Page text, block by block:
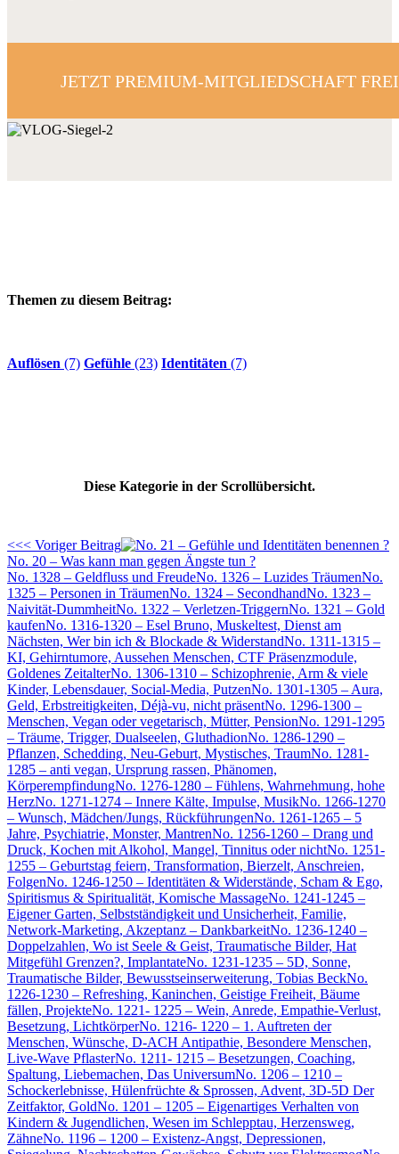
JETZT PREMIUM-MITGLIEDSCHAFT
Themen zu diesem Beitrag:
Auflösen (7) Gefühle (23) Identitäten (7)
Diese Kategorie in der Scrollübersicht.
<<< Voriger Beitrag
No. 20 – Was kann man gegen Ängste tun ?
No. 1328 – Geldfluss und FreudeNo. 1326 – Luzides TräumenNo.
1325 – Personen in TräumenNo. 1324 – SecondhandNo. 1323 –
Naivität-DummheitNo. 1322 – Verletzen-TriggernNo. 1321 – Gold
kaufenNo. 1316-1320 – Esel Bruno, Muskeltest, Dienst am
Nächsten, Wer bin ich & Blockade & WiderstandNo. 1311-1315 –
KI, Gehirntumore, Aussehen Menschen, CTF Präsenzmodule,
Goldenes ZeitalterNo. 1306-1310 – Schizophrenie, Arm & viele
Kinder, Lebensdauer, Social-Media, PutzenNo. 1301-1305 – Aura,
Geld, Erbstreitigkeiten, Déjà-vu, nicht präsentNo. 1296-1300 –
Menschen, Vegan oder vegetarisch, Mütter, PensionNo. 1291-1295
– Träume, Trigger, Dualseelen, GluthadionNo. 1286-1290 –
Pflanzen, Schedding, Neu-Geburt, Mystisches, TraumNo. 1281-
1285 – anti vegan, Ursprung rassen, Phänomen,
KörperempfindungNo. 1276-1280 – Fühlens, Wahrnehmung, hohe
HerzNo. 1271-1274 – Innere Kälte, Impulse, MusikNo. 1266-1270
– Wunsch, Mädchen/Jungs, RückführungenNo. 1261-1265 – 5
Jahre, Psychiatrie, Monster, MantrenNo. 1256-1260 – Drang und
Druck, Kochen mit Alkohol, Mangel, Tinnitus oder nichtNo. 1251-
1255 – Geburtstag feiern, Transformation, Bierzelt, Anschreien,
FolgenNo. 1246-1250 – Identitäten & Widerstände, Scham & Ego,
Spiritismus & Spiritualität, Komische MassageNo. 1241-1245 –
Eigener Garten, Selbstständigkeit und Unsicherheit, Familie,
Network-Marketing, Akzeptanz – DankbarkeitNo. 1236-1240 –
Doppelzahlen, Wo ist Seele & Geist, Traumatische Bilder, Hat
Mitgefühl Grenzen?, ImplantateNo. 1231-1235 – 5D, Sonne,
Traumatische Bilder, Bewusstseinserweiterung, Tobias BeckNo.
1226-1230 – Refreshing, Kaninchen, Geistige Freiheit, Bäume
fällen, ProjekteNo. 1221- 1225 – Wein, Anrede, Empathie-Verlust,
Besetzung, LichtkörperNo. 1216- 1220 – 1. Auftreten der
Menschen, Wünsche, D-ACH Antipathie, Besondere Menschen,
Live-Wave PflasterNo. 1211- 1215 – Besetzungen, Coaching,
Spaltung, Liebemachen, Das UniversumNo. 1206 – 1210 –
Schockerlebnisse, Hülenfrüchte & Sprossen, Advent, 3D-5D Der
Zeitfaktor, GoldNo. 1201 – 1205 – Eigenartiges Verhalten von
Kindern & Jugendlichen, Wesen im Schlepptau, Herzensweg,
ZähneNo. 1196 – 1200 – Existenz-Angst, Depressionen,